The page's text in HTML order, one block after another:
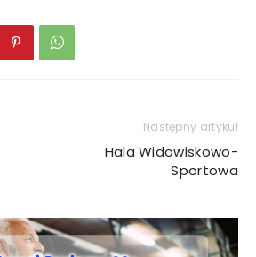
Następny artykuł
Hala Widowiskowo-
Sportowa